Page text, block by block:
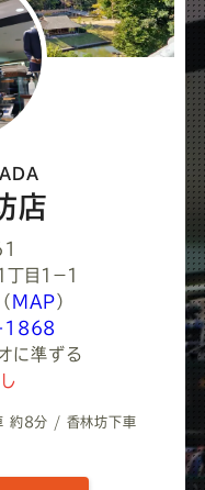
て
く
だ
い
店
目１−１
（ MAP ）
に準ずる
約8分 / 香林坊下車